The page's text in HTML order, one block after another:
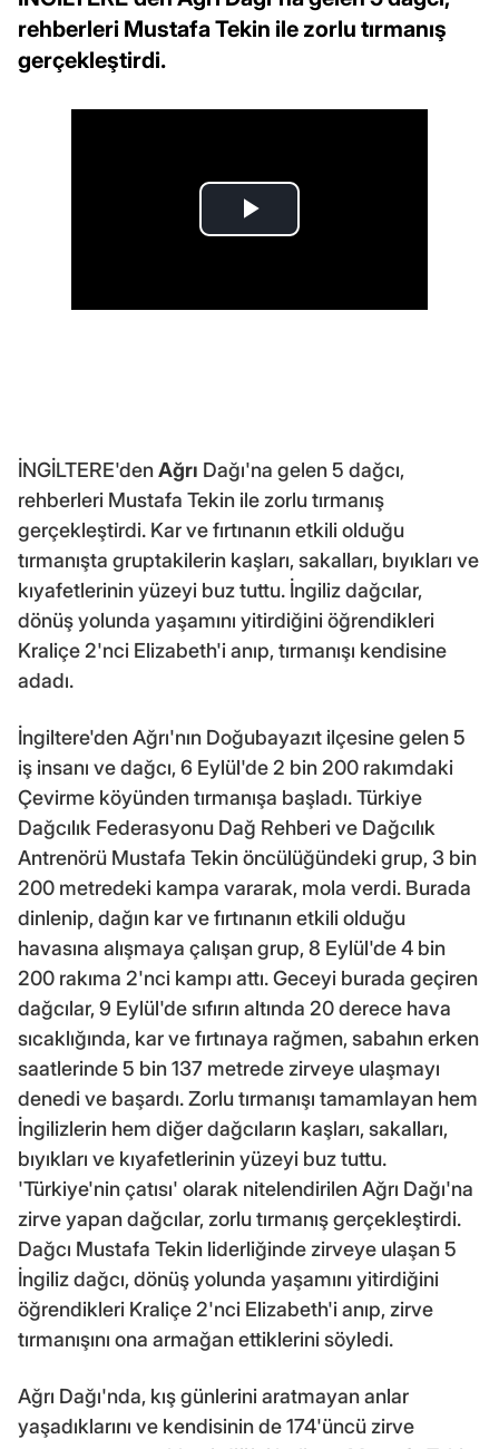
rehberleri Mustafa Tekin ile zorlu tırmanış
gerçekleştirdi.
İNGİLTERE'denAğrı Dağı'na gelen 5 dağcı,
rehberleri Mustafa Tekin ile zorlu tırmanış
gerçekleştirdi. Kar ve fırtınanın etkili olduğu
tırmanışta gruptakilerin kaşları, sakalları, bıyıkları ve
kıyafetlerinin yüzeyi buz tuttu. İngiliz dağcılar,
dönüş yolunda yaşamını yitirdiğini öğrendikleri
Kraliçe 2'nci Elizabeth'i anıp, tırmanışı kendisine
adadı.
İngiltere'den Ağrı'nın Doğubayazıt ilçesine gelen 5
iş insanı ve dağcı, 6 Eylül'de 2 bin 200 rakımdaki
Çevirme köyünden tırmanışa başladı. Türkiye
Dağcılık Federasyonu Dağ Rehberi ve Dağcılık
Antrenörü Mustafa Tekin öncülüğündeki grup, 3 bin
200 metredeki kampa vararak, mola verdi. Burada
dinlenip, dağın kar ve fırtınanın etkili olduğu
havasına alışmaya çalışan grup, 8 Eylül'de 4 bin
200 rakıma 2'nci kampı attı. Geceyi burada geçiren
dağcılar, 9 Eylül'de sıfırın altında 20 derece hava
sıcaklığında, kar ve fırtınaya rağmen, sabahın erken
saatlerinde 5 bin 137 metrede zirveye ulaşmayı
denedi ve başardı. Zorlu tırmanışı tamamlayan hem
İngilizlerin hem diğer dağcıların kaşları, sakalları,
bıyıkları ve kıyafetlerinin yüzeyi buz tuttu.
'Türkiye'nin çatısı' olarak nitelendirilen Ağrı Dağı'na
zirve yapan dağcılar, zorlu tırmanış gerçekleştirdi.
Dağcı Mustafa Tekin liderliğinde zirveye ulaşan 5
İngiliz dağcı, dönüş yolunda yaşamını yitirdiğini
öğrendikleri Kraliçe 2'nci Elizabeth'i anıp, zirve
tırmanışını ona armağan ettiklerini söyledi.
Ağrı Dağı'nda, kış günlerini aratmayan anlar
yaşadıklarını ve kendisinin de 174'üncü zirve